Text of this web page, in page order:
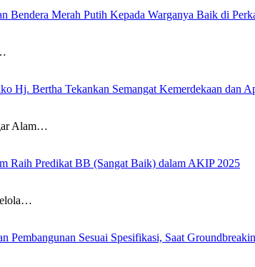
Bendera Merah Putih Kepada Warganya Baik di
Hj. Bertha Tekankan Semangat Kemerdekaan dan
Alam…
Raih Predikat BB (Sangat Baik) dalam AKIP 2025
Sesuai Spesifikasi, Saat